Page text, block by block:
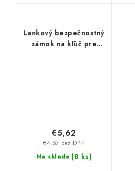
Lankový bezpečnostný
zámok na kľúč pre
Na sklade (8 ks)
€4,57 bez DPH
€5,62